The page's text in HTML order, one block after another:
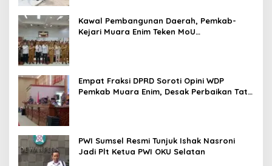
Kawal Pembangunan Daerah, Pemkab-
Kejari Muara Enim Teken MoU
Empat Fraksi DPRD Soroti Opini WDP
Pemkab Muara Enim, Desak Perbaikan Tata
PWI Sumsel Resmi Tunjuk Ishak Nasroni
Jadi Plt Ketua PWI OKU Selatan